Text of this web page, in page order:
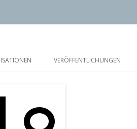
VERÖFFENTLICHUNGEN